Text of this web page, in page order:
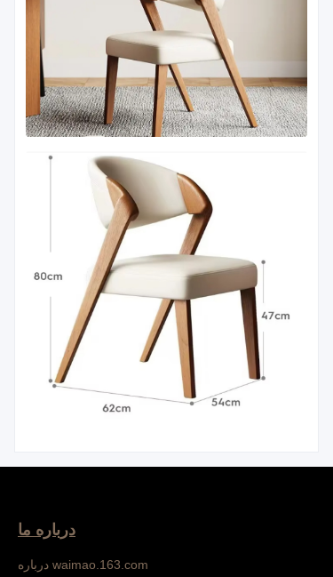
درباره ما
درباره waimao.163.com